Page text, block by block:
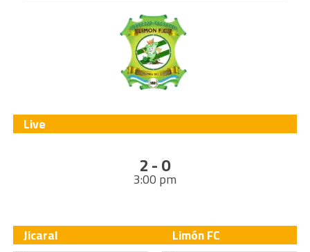
Live
2 - 0
3:00 pm
Jicaral Limón FC